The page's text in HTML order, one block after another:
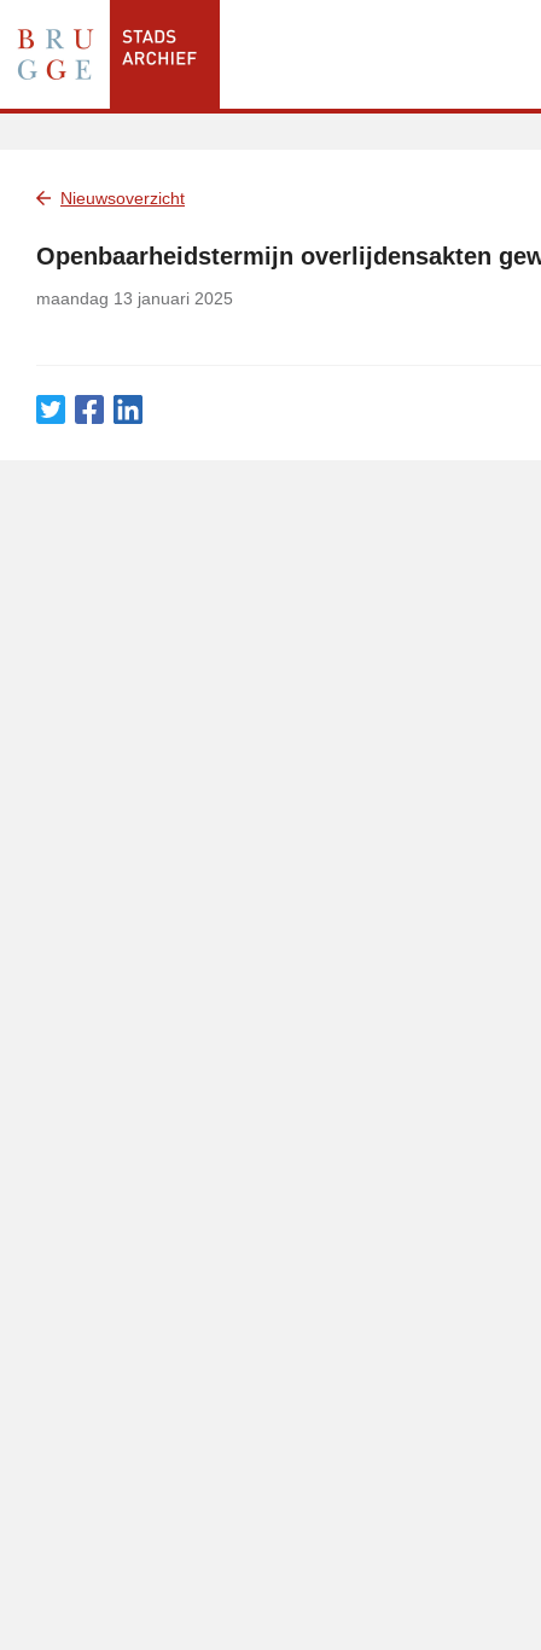
Nieuwsoverzicht
Openbaarheidstermijn overlijdensakten
maandag 13 januari 2025